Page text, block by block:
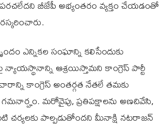
బీజేపీ అభ్యంతరం వ్యక్తం చేయడంతో
ఎన్నికల సంఘాన్ని కలిసేందుకు
ఆశ్రయిస్తామని కాంగ్రెస్ పార్టీ
కాంగ్రెస్ అంతర్గత నేతలే తమకు
మరోవైపు, ప్రతిపక్షాలను అణచివేసి,
చర్యలకు పాల్పడుతోందని మీనాక్షి నటరాజన్